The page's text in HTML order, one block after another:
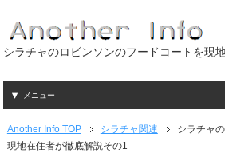
シラチャのロビンソンのフードコートを現
メニュー
Another Info TOP シラチャ関連
シラチャ
現地在住者が徹底解説その1